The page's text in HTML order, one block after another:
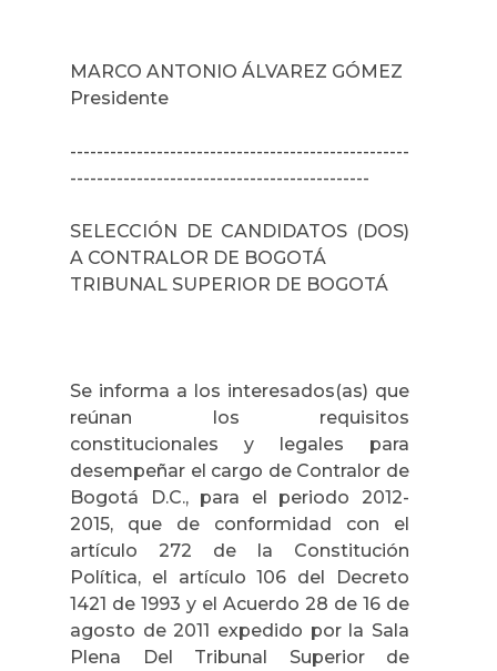
MARCO ANTONIO ÁLVAREZ GÓMEZ
Presidente
---------------------------------------------------
---------------------------------------------
SELECCIÓN DE CANDIDATOS (DOS)
A CONTRALOR DE BOGOTÁ
TRIBUNAL SUPERIOR DE BOGOTÁ
Se informa a los interesados(as) que
reúnan los requisitos
constitucionales y legales para
desempeñar el cargo de Contralor de
Bogotá D.C., para el periodo 2012-
2015, que de conformidad con el
artículo 272 de la Constitución
Política, el artículo 106 del Decreto
1421 de 1993 y el Acuerdo 28 de 16 de
agosto de 2011 expedido por la Sala
Plena Del Tribunal Superior de